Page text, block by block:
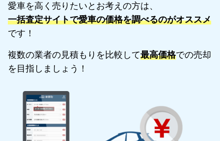
愛車を高く売りたいとお考えの方は、
一括査定サイトで愛車の価格を調べるのがオススメ
です！
複数の業者の見積もりを比較して最高価格での売却
を目指しましょう！